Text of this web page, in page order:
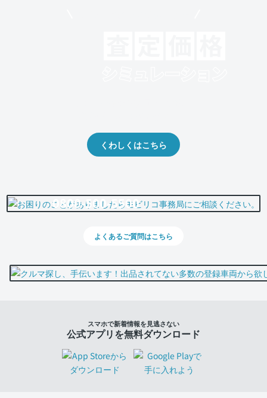
くわしくはこちら
0800-500-5500
よくあるご質問はこちら
スマホで新着情報を見逃さない
公式アプリを無料ダウンロード